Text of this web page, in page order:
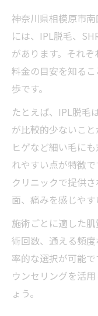
神奈川県相模原市
には、IPL脱毛、
があります。それぞ
料金の目安を知る
歩です。
たとえば、IPL脱毛
が比較的少ないこ
ヒゲなど細い毛に
れやすい点が特徴
クリニックで提供
面、痛みを感じやす
施術ごとに適した
術回数、通える頻
率的な選択が可能
ウンセリングを活
ょう。